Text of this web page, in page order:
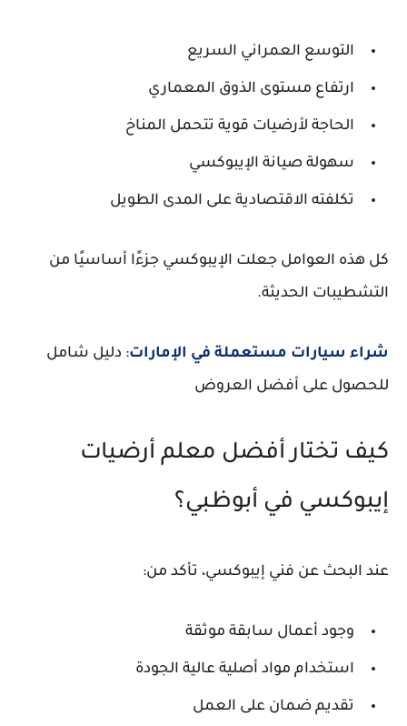
التوسع العمراني السريع
ارتفاع مستوى الذوق المعماري
الحاجة لأرضيات قوية تتحمل المناخ
سهولة صيانة الإيبوكسي
تكلفته الاقتصادية على المدى الطويل
كل هذه العوامل جعلت الإيبوكسي جزءًا أساسيًا من
التشطيبات الحديثة.
شراء سيارات مستعملة في الإمارات: دليل شامل
للحصول على أفضل العروض
كيف تختار أفضل معلم أرضيات
إيبوكسي في أبوظبي؟
عند البحث عن فني إيبوكسي، تأكد من:
وجود أعمال سابقة موثقة
استخدام مواد أصلية عالية الجودة
تقديم ضمان على العمل